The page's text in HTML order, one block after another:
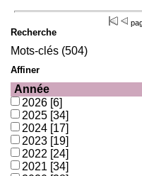
Recherche
Mots-clés (504)
Affiner
Année
2026 [6]
2025 [34]
2024 [17]
2023 [19]
2022 [24]
2021 [34]